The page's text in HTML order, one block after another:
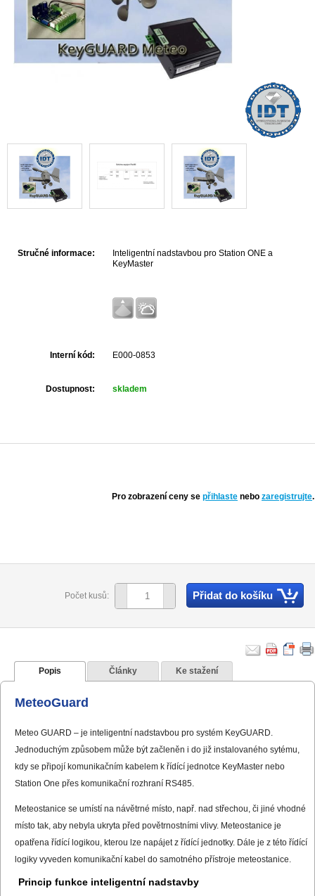
Stručné informace:
Inteligentní nadstavbou pro Station ONE a
KeyMaster
Interní kód: E000-0853
Dostupnost: skladem
Pro zobrazení ceny se přihlaste nebo zaregistrujte.
Počet kusů: Přidat do košíku
Popis Články Ke stažení
MeteoGuard
Meteo GUARD – je inteligentní nadstavbou pro systém KeyGUARD.
Jednoduchým způsobem může být začleněn i do již instalovaného sytému,
kdy se připojí komunikačním kabelem k řídící jednotce KeyMaster nebo
Station One přes komunikační rozhraní RS485.
Meteostanice se umístí na návětrné místo, např. nad střechou, či jiné vhodné
místo tak, aby nebyla ukryta před povětrnostními vlivy. Meteostanice je
opatřena řídící logikou, kterou lze napájet z řídící jednotky. Dále je z této řídící
logiky vyveden komunikační kabel do samotného přístroje meteostanice.
Princip funkce inteligentní nadstavby